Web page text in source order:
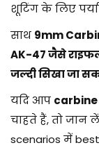
शूटिंग के लिए
साथ 9mm
AK-47 जैसे
जल्दी सिखा जा
यदि आप carbine
चाहते हैं, तो जान
scenarios में